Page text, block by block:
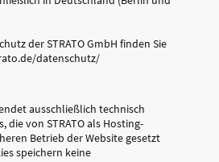
der STRATO GmbH finden Sie
datenschutz/
ausschließlich technisch
die von STRATO als Hosting-
Betrieb der Website gesetzt
speichern keine